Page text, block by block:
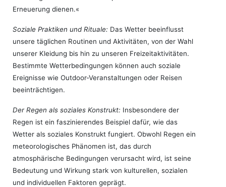
Erneuerung dienen.«
Soziale Praktiken und Rituale: Das Wetter beeinflusst
unsere täglichen Routinen und Aktivitäten, von der Wahl
unserer Kleidung bis hin zu unseren Freizeitaktivitäten.
Bestimmte Wetterbedingungen können auch soziale
Ereignisse wie Outdoor-Veranstaltungen oder Reisen
beeinträchtigen.
Der Regen als soziales Konstrukt: Insbesondere der
Regen ist ein faszinierendes Beispiel dafür, wie das
Wetter als soziales Konstrukt fungiert. Obwohl Regen ein
meteorologisches Phänomen ist, das durch
atmosphärische Bedingungen verursacht wird, ist seine
Bedeutung und Wirkung stark von kulturellen, sozialen
und individuellen Faktoren geprägt.